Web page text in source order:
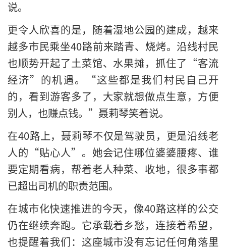
说。
更令人欣喜的是，随着湿地公园的建成，越来
越多市民乘坐40路前来踏青、烧烤。沿线村民
也顺势开起了土菜馆、水果摊，抓住了“客流
经济”的机遇。“这些都是我们村民自己开
的，看到游客多了，大家就想做点生意，方便
别人，也赚点钱。”聂莉琴笑着说。
在40路上，聂莉琴不仅是驾驶员，更是沿线老
人的“贴心人”。她会记住哪位婆婆腰疼、谁
要定期看病，帮着老人种菜、收地，很多事都
已超出司机的职责范围。
在城市化快速推进的今天，像40路这样的公交
仍在继续奔跑。它承载着乡愁，连接着希望，
也提醒着我们：这座城市没有忘记任何角落里